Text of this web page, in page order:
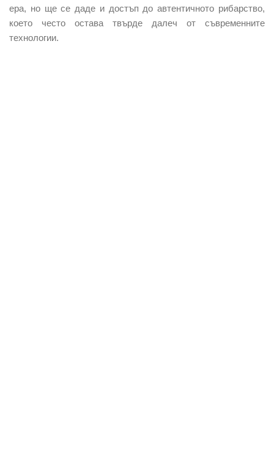
ера, но ще се даде и достъп до автентичното рибарство,
което често остава твърде далеч от съвременните
технологии.